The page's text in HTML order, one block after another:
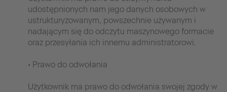
udostępnionych nam jego danych osobowych w
ustrukturyzowanym, powszechnie używanym i
nadającym się do odczytu maszynowego formacie
oraz przesyłania ich innemu administratorowi.
• Prawo do odwołania
Użytkownik ma prawo do odwołania swojej zgody w